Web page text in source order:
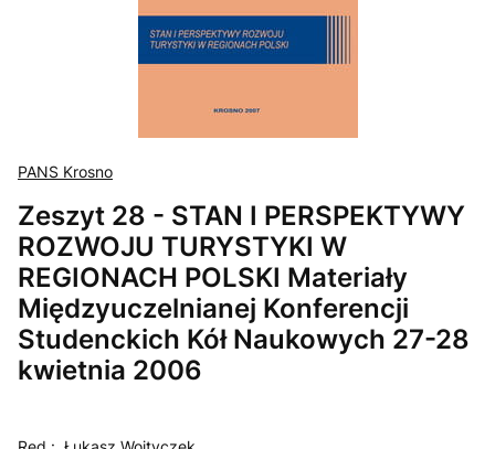
PANS Krosno
Zeszyt 28 - STAN I PERSPEKTYWY
ROZWOJU TURYSTYKI W
REGIONACH POLSKI Materiały
Międzyuczelnianej Konferencji
Studenckich Kół Naukowych 27-28
kwietnia 2006